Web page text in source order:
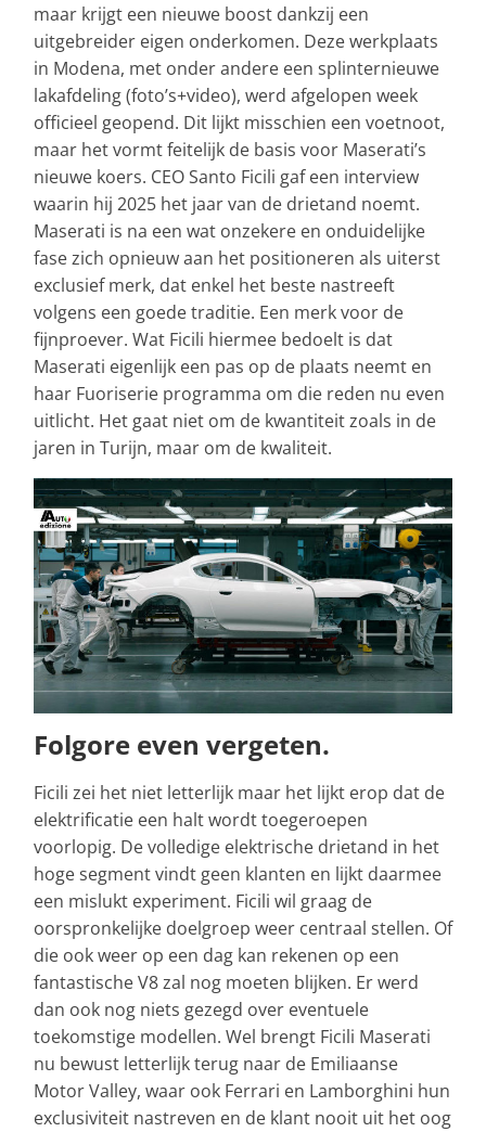
maar krijgt een nieuwe boost dankzij een
uitgebreider eigen onderkomen. Deze werkplaats
in Modena, met onder andere een splinternieuwe
lakafdeling (foto’s+video), werd afgelopen week
officieel geopend. Dit lijkt misschien een voetnoot,
maar het vormt feitelijk de basis voor Maserati’s
nieuwe koers. CEO Santo Ficili gaf een interview
waarin hij 2025 het jaar van de drietand noemt.
Maserati is na een wat onzekere en onduidelijke
fase zich opnieuw aan het positioneren als uiterst
exclusief merk, dat enkel het beste nastreeft
volgens een goede traditie. Een merk voor de
fijnproever. Wat Ficili hiermee bedoelt is dat
Maserati eigenlijk een pas op de plaats neemt en
haar Fuoriserie programma om die reden nu even
uitlicht. Het gaat niet om de kwantiteit zoals in de
jaren in Turijn, maar om de kwaliteit.
Folgore even vergeten.
Ficili zei het niet letterlijk maar het lijkt erop dat de
elektrificatie een halt wordt toegeroepen
voorlopig. De volledige elektrische drietand in het
hoge segment vindt geen klanten en lijkt daarmee
een mislukt experiment. Ficili wil graag de
oorspronkelijke doelgroep weer centraal stellen. Of
die ook weer op een dag kan rekenen op een
fantastische V8 zal nog moeten blijken. Er werd
dan ook nog niets gezegd over eventuele
toekomstige modellen. Wel brengt Ficili Maserati
nu bewust letterlijk terug naar de Emiliaanse
Motor Valley, waar ook Ferrari en Lamborghini hun
exclusiviteit nastreven en de klant nooit uit het oog